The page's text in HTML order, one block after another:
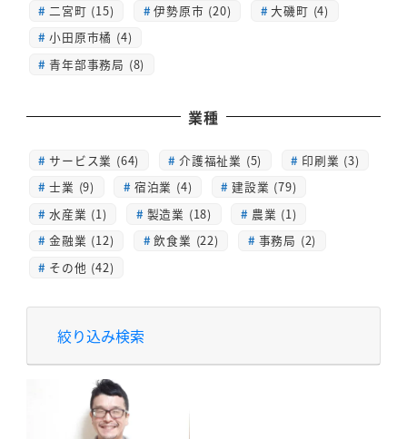
二宮町 (15)
伊勢原市 (20)
大磯町 (4)
小田原市橘 (4)
青年部事務局 (8)
業種
サービス業 (64) 介護福祉業 (5)
印刷業 (3)
士業 (9)
宿泊業 (4)
建設業 (79)
水産業 (1)
製造業 (18)
農業 (1)
金融業 (12)
飲食業 (22)
事務局 (2)
その他 (42)
絞り込み検索